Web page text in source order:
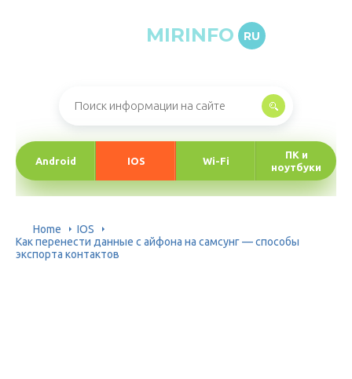
MIRINFO RU
Android IOS Wi-Fi
ПК и
ноутбуки
Home
IOS
Как перенести данные с айфона на самсунг — способы
экспорта контактов